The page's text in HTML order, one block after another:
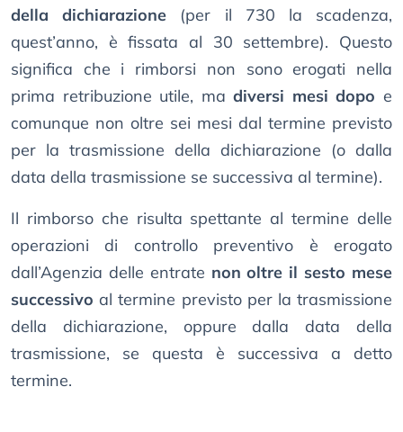
della dichiarazione (per il 730 la scadenza,
quest’anno, è fissata al 30 settembre). Questo
significa che i rimborsi non sono erogati nella
prima retribuzione utile, madiversi mesi dopo e
comunque non oltre sei mesi dal termine previsto
per la trasmissione della dichiarazione (o dalla
data della trasmissione se successiva al termine).
Il rimborso che risulta spettante al termine delle
operazioni di controllo preventivo è erogato
dall’Agenzia delle entrate non oltre il sesto mese
successivo al termine previsto per la trasmissione
della dichiarazione, oppure dalla data della
trasmissione, se questa è successiva a detto
termine.